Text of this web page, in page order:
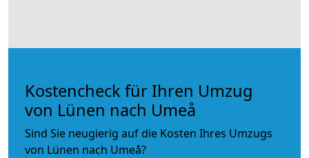
Kostencheck für Ihren Umzug
von Lünen nach Umeå
Sind Sie neugierig auf die Kosten Ihres Umzugs
von Lünen nach Umeå?